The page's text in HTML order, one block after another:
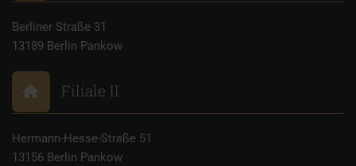
Berliner Straße 31
13189 Berlin Pankow
Filiale II
Hermann-Hesse-Straße 51
13156 Berlin Pankow